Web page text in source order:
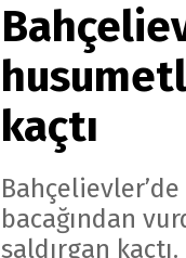
kaçtı
bacağından
saldırgan kaçtı.